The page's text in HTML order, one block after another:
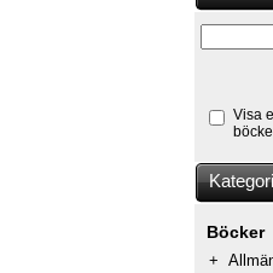
Visa
Böcker
+